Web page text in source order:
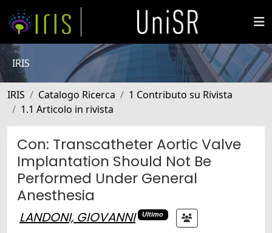
IRIS
IRIS Catalogo Ricerca
1 Contributo su Rivista
1.1 Articolo in rivista
Con: Transcatheter Aortic Valve
Implantation Should Not Be
Performed Under General
Anesthesia
LANDONI, GIOVANNI Ultimo